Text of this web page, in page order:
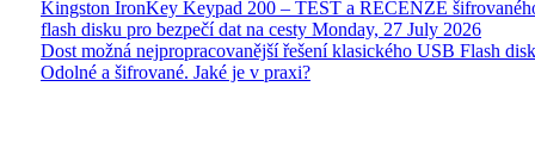
Kingston IronKey Keypad 200 – TEST a RECENZE
flash disku pro bezpečí dat na cesty Monday, 27 July 2026
Dost možná nejpropracovanější řešení klasického USB Flash
Odolné a šifrované. Jaké je v praxi?